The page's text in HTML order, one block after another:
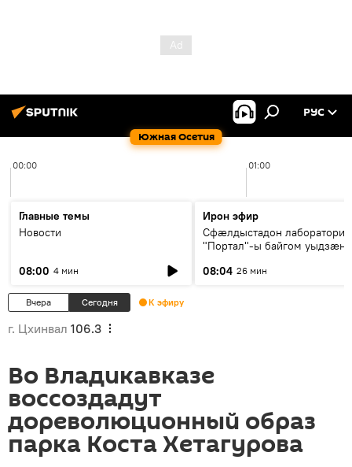
Южная Осетия
РУС
00:00 01:00
Главные темы
Новости
08:00 4 мин
Ирон эфир
Сфæлдыстадон лаборатори
"Портал"-ы байгом уыдзæн
Æхсары куыстыты равдыст
08:04 26 мин
Вчера Сегодня К эфиру
г. Цхинвал 106.3
Во Владикавказе
воссоздадут
дореволюционный образ
парка Коста Хетагурова